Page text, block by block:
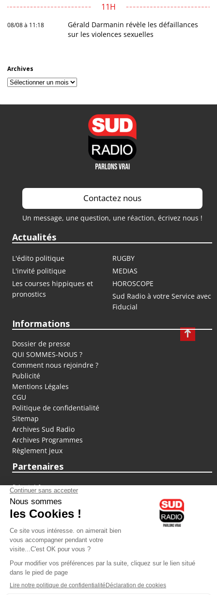
11H
08/08 à 11:18
Gérald Darmanin révèle les défaillances
sur les violences sexuelles
Archives
Archives
Contactez nous
Un message, une question, une réaction, écrivez nous !
Actualités
L'édito politique
RUGBY
L'invité politique
MEDIAS
Les courses hippiques et
pronostics
HOROSCOPE
Sud Radio à votre Service avec
Fiducial
Informations
Dossier de presse
QUI SOMMES-NOUS ?
Comment nous rejoindre ?
Publicité
Mentions Légales
CGU
Politique de confidentialité
Sitemap
Archives Sud Radio
Archives Programmes
Règlement jeux
Partenaires
fiducial.fr
lyoncapitale.fr
olympique-et-lyonnais.com
L'application Iphone / Android
Téléchargez l'application
Les cookies